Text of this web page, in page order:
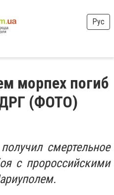
Рус
морпех погиб
(ФОТО)
смертельное
с пророссийскими